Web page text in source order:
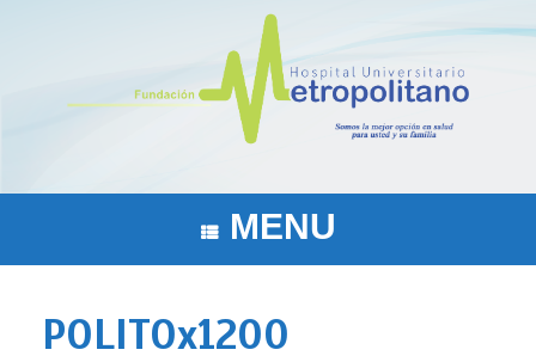
MENU
POLITOx1200